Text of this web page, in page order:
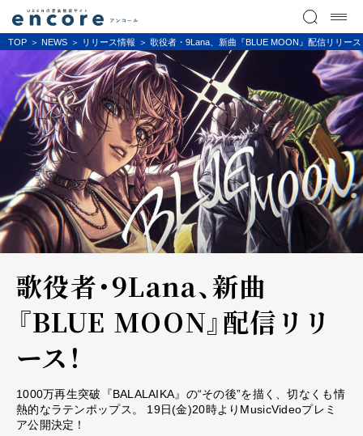
TOP NEWS リリース情報 歌役者・9Lana、新曲『BLUE MOON』配信リリース
歌役者・9Lana、新曲
『BLUE MOON』配信リリ
ース！
1000万再生突破『BALALAIKA』の“その後”を描く、切なくも情
熱的なラテンポップス。 19日(金)20時よりMusicVideoプレミ
ア公開決定！